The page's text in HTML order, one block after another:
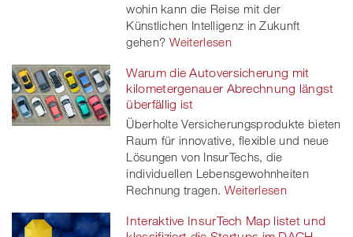
wohin kann die Reise mit der
Künstlichen Intelligenz in Zukunft
gehen? Weiterlesen
Warum die Autoversicherung mit
kilometergenauer Abrechnung längst
überfällig ist
Überholte Versicherungsprodukte bieten
Raum für innovative, flexible und neue
Lösungen von InsurTechs, die
individuellen Lebensgewohnheiten
Rechnung tragen. Weiterlesen
Interaktive InsurTech Map listet und